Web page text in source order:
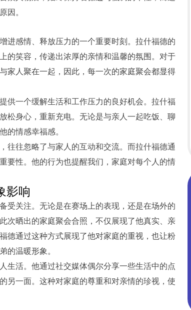
因。
进感情、释放压力的一个重要时刻。拉什福德的
的笑容，传递出浓厚的亲情和温馨的氛围。对于
家人聚在一起，因此，每一次的家庭聚会都显得
供一个缓解生活和工作压力的良好机会。拉什福
松身心，重新充电。无论是与亲人一起吃饭、聊
的情感幸福感。
往往忽略了与家人的互动和交流。而拉什福德通
要性。他的行为也提醒我们，家庭对每个人的情
影响
受关注。无论是在赛场上的表现，还是在场外的
次晒出的家庭聚会合照，不仅展现了他真实、亲
德通过这种方式展现了他对家庭的重视，也让粉
的温暖形象。
生活。他通过社交媒体偶尔分享一些生活中的点
另一面。这种对家庭的尊重和对亲情的珍视，使